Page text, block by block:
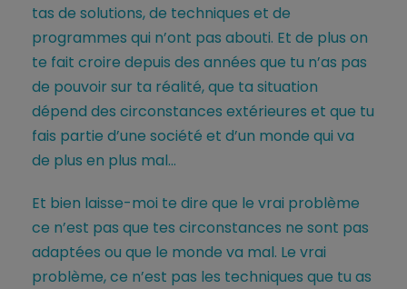
tas de solutions, de techniques et de
programmes qui n’ont pas abouti. Et de plus on
te fait croire depuis des années que tu n’as pas
de pouvoir sur ta réalité, que ta situation
dépend des circonstances extérieures et que tu
fais partie d’une société et d’un monde qui va
de plus en plus mal…
Et bien laisse-moi te dire que le vrai problème
ce n’est pas que tes circonstances ne sont pas
adaptées ou que le monde va mal. Le vrai
problème, ce n’est pas les techniques que tu as